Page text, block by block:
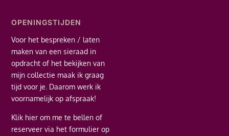
OPENINGSTIJDEN
Voor het bespreken / laten
maken van een sieraad in
opdracht of het bekijken van
mijn collectie maak ik graag
tijd voor je. Daarom werk ik
voornamelijk op afspraak!
Klik hier om me te bellen of
reserveer via het formulier op